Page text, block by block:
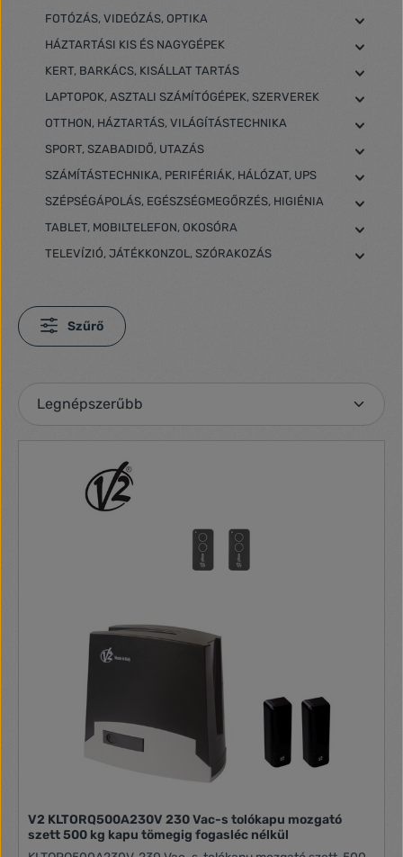
FOTÓZÁS, VIDEÓZÁS, OPTIKA
HÁZTARTÁSI KIS ÉS NAGYGÉPEK
KERT, BARKÁCS, KISÁLLAT TARTÁS
LAPTOPOK, ASZTALI SZÁMÍTÓGÉPEK, SZERVEREK
OTTHON, HÁZTARTÁS, VILÁGÍTÁSTECHNIKA
SPORT, SZABADIDŐ, UTAZÁS
SZÁMÍTÁSTECHNIKA, PERIFÉRIÁK, HÁLÓZAT, UPS
SZÉPSÉGÁPOLÁS, EGÉSZSÉGMEGŐRZÉS, HIGIÉNIA
TABLET, MOBILTELEFON, OKOSÓRA
TELEVÍZIÓ, JÁTÉKKONZOL, SZÓRAKOZÁS
Szűrő
V2 KLTORQ500A230V 230 Vac-s tolókapu mozgató
szett 500 kg kapu tömegig fogasléc nélkül